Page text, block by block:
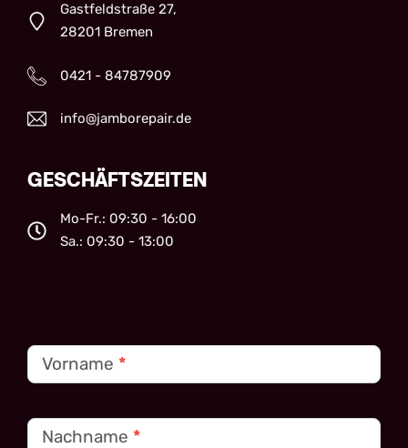
Gastfeldstraße 27,
28201 Bremen
0421 - 84787909
info@jamborepair.de
GESCHÄFTSZEITEN
Mo-Fr.: 09:30 - 16:00
Sa.: 09:30 - 13:00
Kontakt
Vorname *
Nachname *